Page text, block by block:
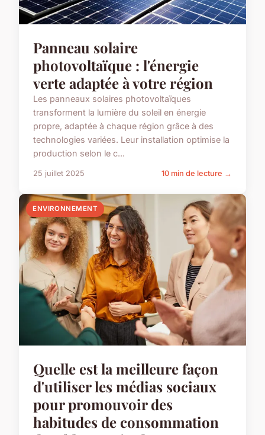
Panneau solaire
photovoltaïque : l'énergie
verte adaptée à votre région
Les panneaux solaires photovoltaïques
transforment la lumière du soleil en énergie
propre, adaptée à chaque région grâce à des
technologies variées. Leur installation optimise la
production selon le c...
25 juillet 2025 10 min de lecture →
ENVIRONNEMENT
Quelle est la meilleure façon
d'utiliser les médias sociaux
pour promouvoir des
habitudes de consommation